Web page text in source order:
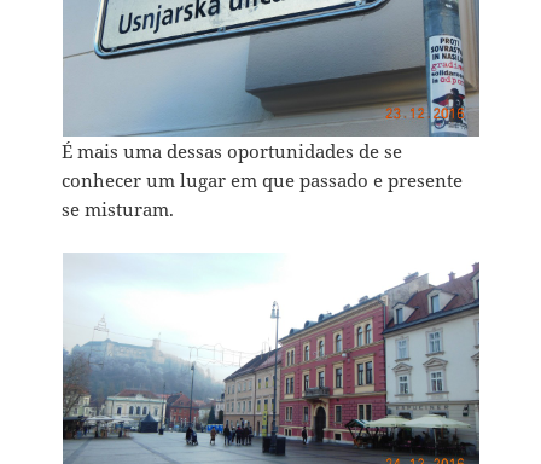
É mais uma dessas oportunidades de se
conhecer um lugar em que passado e presente
se misturam.